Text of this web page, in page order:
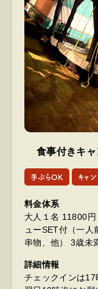
食事付きキ
手ぶらOK キャ
料金体系
大人１名 11800
ューSET付（一人
串物、他） 3歳未
詳細情報
チェックインは